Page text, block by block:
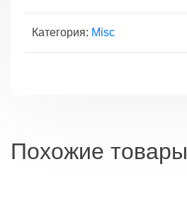
Категория: Misc
Похожие товары